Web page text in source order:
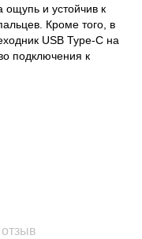
ощупь и устойчив к
Кроме того, в
USB Type-C на
подключения к